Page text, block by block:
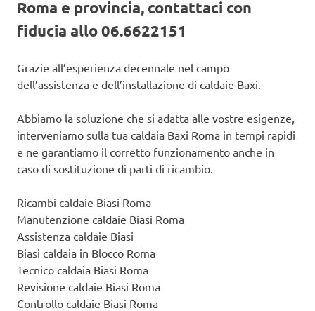
Roma e provincia, contattaci con
fiducia allo 06.6622151
Grazie all’esperienza decennale nel campo
dell’assistenza e dell’installazione di caldaie Baxi.
Abbiamo la soluzione che si adatta alle vostre esigenze,
interveniamo sulla tua caldaia Baxi Roma in tempi rapidi
e ne garantiamo il corretto funzionamento anche in
caso di sostituzione di parti di ricambio.
Ricambi caldaie Biasi Roma
Manutenzione caldaie Biasi Roma
Assistenza caldaie Biasi
Biasi caldaia in Blocco Roma
Tecnico caldaia Biasi Roma
Revisione caldaie Biasi Roma
Controllo caldaie Biasi Roma